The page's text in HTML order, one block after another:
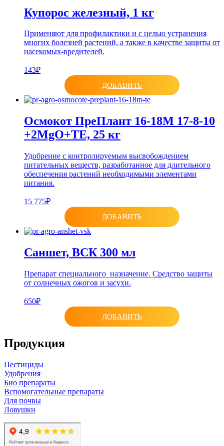
Купорос железный, 1 кг
Применяют для профилактики и с целью устранения
многих болезней растений, а также в качестве защиты от
насекомых-вредителей.
143₽
ДОБАВИТЬ
Осмокот ПреПлант 16-18M 17-8-10
+2MgO+TE, 25 кг
Удобрение с контролируемым высвобождением
питательных веществ, разработанное для длительного
обеспечения растений необходимыми элементами
питания.
15 775₽
ДОБАВИТЬ
Саншет, ВСК 300 мл
Препарат специального назначение. Средство защиты
от солнечных ожогов и засухи.
650₽
ДОБАВИТЬ
Продукция
Пестициды
Удобрения
Био препараты
Вспомогательные препараты
Для почвы
Ловушки